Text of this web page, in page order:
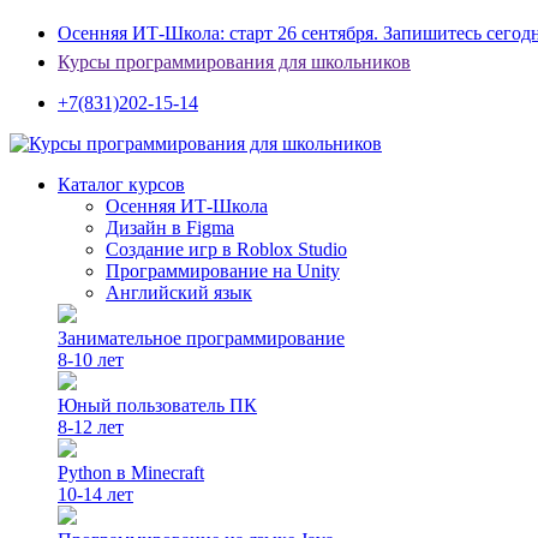
Осенняя ИТ-Школа: старт 26 сентября. Запишитесь
Курсы программирования для школьников
+7(831)202-15-14
Каталог курсов
Осенняя ИТ-Школа
Дизайн в Figma
Создание игр в Roblox Studio
Программирование на Unity
Английский язык
Занимательное программирование
8-10 лет
Юный пользователь ПК
8-12 лет
Python в Minecraft
10-14 лет